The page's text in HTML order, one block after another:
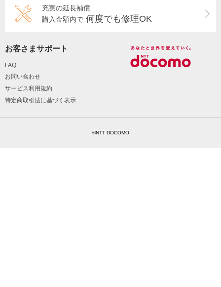
充実の延長補償
購入金額内で 何度でも修理OK
お客さまサポート
FAQ
お問い合わせ
サービス利用規約
特定商取引法に基づく表示
©NTT DOCOMO